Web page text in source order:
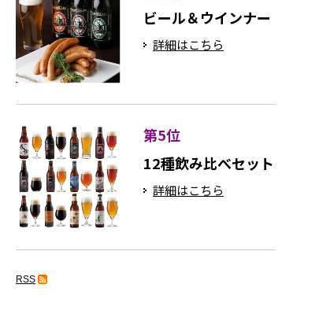
ビール＆ウインナー
詳細はこちら
第5位
12種飲み比べセット
詳細はこちら
RSS